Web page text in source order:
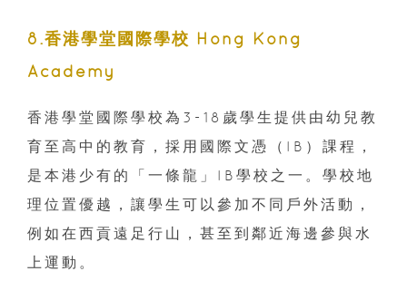
8.香港學堂國際學校 Hong Kong
Academy
香港學堂國際學校為3-18歲學生提供由幼兒教
育至高中的教育，採用國際文憑（IB）課程，
是本港少有的「一條龍」IB學校之一。學校地
理位置優越，讓學生可以參加不同戶外活動，
例如在西貢遠足行山，甚至到鄰近海邊參與水
上運動。